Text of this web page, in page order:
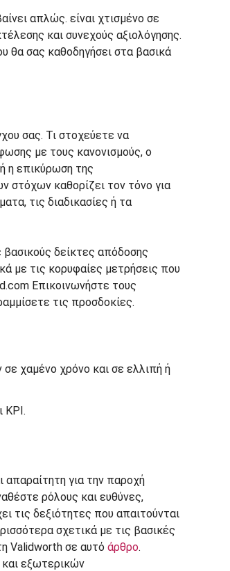
απλώς. είναι χτισμένο σε
και συνεχούς αξιολόγησης.
θα σας καθοδηγήσει στα βασικά
σας. Τι στοχεύετε να
με τους κανονισμούς, ο
η επικύρωση της
στόχων καθορίζει τον τόνο για
τις διαδικασίες ή τα
βασικούς δείκτες απόδοσης
με τις κορυφαίες μετρήσεις που
Επικοινωνήστε τους
τις προσδοκίες.
χαμένο χρόνο και σε ελλιπή ή
KPI.
απαραίτητη για την παροχή
ρόλους και ευθύνες,
τις δεξιότητες που απαιτούνται
σχετικά με τις βασικές
Validworth σε αυτό άρθρο.
εξωτερικών